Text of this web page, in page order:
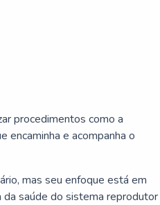
procedimentos como a
encaminha e acompanha o
mas seu enfoque está em
saúde do sistema reprodutor